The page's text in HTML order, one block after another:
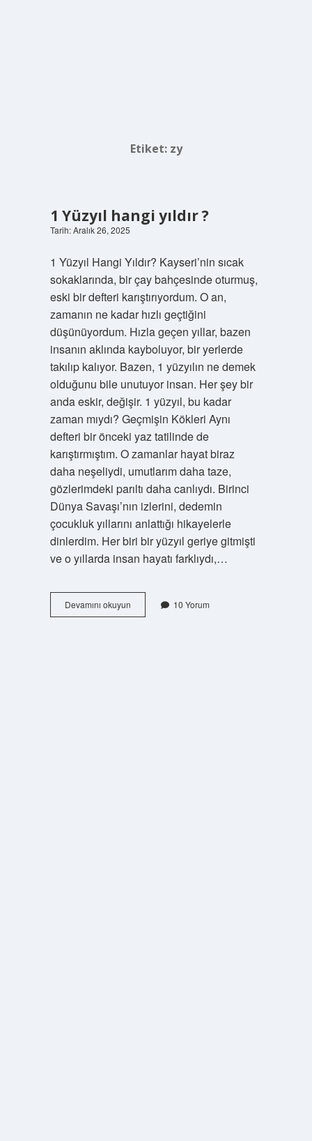
Etiket: zy
1 Yüzyıl hangi yıldır ?
Tarih: Aralık 26, 2025
1 Yüzyıl Hangi Yıldır? Kayseri’nin sıcak
sokaklarında, bir çay bahçesinde oturmuş,
eski bir defteri karıştırıyordum. O an,
zamanın ne kadar hızlı geçtiğini
düşünüyordum. Hızla geçen yıllar, bazen
insanın aklında kayboluyor, bir yerlerde
takılıp kalıyor. Bazen, 1 yüzyılın ne demek
olduğunu bile unutuyor insan. Her şey bir
anda eskir, değişir. 1 yüzyıl, bu kadar
zaman mıydı? Geçmişin Kökleri Aynı
defteri bir önceki yaz tatilinde de
karıştırmıştım. O zamanlar hayat biraz
daha neşeliydi, umutlarım daha taze,
gözlerimdeki parıltı daha canlıydı. Birinci
Dünya Savaşı’nın izlerini, dedemin
çocukluk yıllarını anlattığı hikayelerle
dinlerdim. Her biri bir yüzyıl geriye gitmişti
ve o yıllarda insan hayatı farklıydı,…
Devamını okuyun1
Yüzyıl
10 Yorum